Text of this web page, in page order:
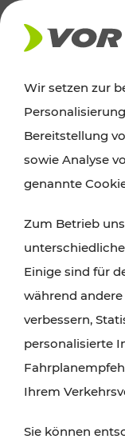
AKTUELLES
News
Alle wichtigen
finden Sie hier
Wir setzen zur
Bereitstellung
sowie Analyse
genannte
Zum Betrieb
Einige sind für
während andere
verbessern,
personalisierte
Ihrem
Sie können